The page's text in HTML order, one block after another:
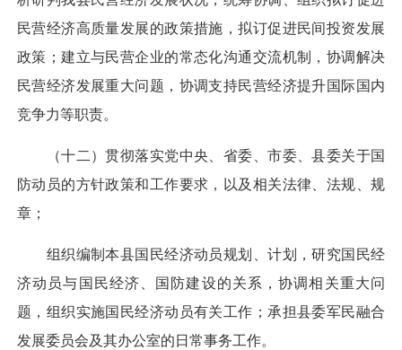
民营经济高质量发展的政策措施，拟订促进民间投资发展
政策；建立与民营企业的常态化沟通交流机制，协调解决
民营经济发展重大问题，协调支持民营经济提升国际国内
竞争力等职责。
（十二）贯彻落实党中央、省委、市委、县委关于国
防动员的方针政策和工作要求，以及相关法律、法规、规
章；
组织编制本县国民经济动员规划、计划，研究国民经
济动员与国民经济、国防建设的关系，协调相关重大问
题，组织实施国民经济动员有关工作；承担县委军民融合
发展委员会及其办公室的日常事务工作。